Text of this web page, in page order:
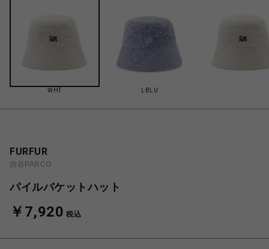
WHT LBLU
FURFUR
渋谷PARCO
パイルバケットハット
￥7,920 税込